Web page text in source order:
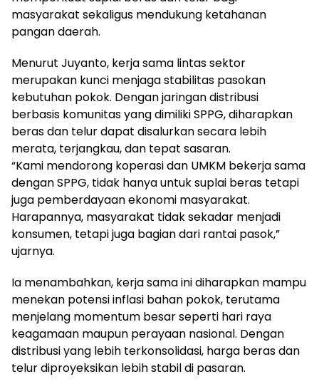
masyarakat sekaligus mendukung ketahanan
pangan daerah.
Menurut Juyanto, kerja sama lintas sektor
merupakan kunci menjaga stabilitas pasokan
kebutuhan pokok. Dengan jaringan distribusi
berbasis komunitas yang dimiliki SPPG, diharapkan
beras dan telur dapat disalurkan secara lebih
merata, terjangkau, dan tepat sasaran.
“Kami mendorong koperasi dan UMKM bekerja sama
dengan SPPG, tidak hanya untuk suplai beras tetapi
juga pemberdayaan ekonomi masyarakat.
Harapannya, masyarakat tidak sekadar menjadi
konsumen, tetapi juga bagian dari rantai pasok,”
ujarnya.
Ia menambahkan, kerja sama ini diharapkan mampu
menekan potensi inflasi bahan pokok, terutama
menjelang momentum besar seperti hari raya
keagamaan maupun perayaan nasional. Dengan
distribusi yang lebih terkonsolidasi, harga beras dan
telur diproyeksikan lebih stabil di pasaran.